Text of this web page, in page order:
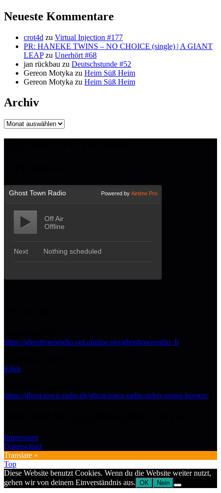
Neueste Kommentare
crot4d zu Virtual Injection #177
PR: HANEKE TWINS – NO CHOICE (single) | A GIANT
LEAPzu Unerhört #68
jan rückbau zu Deutschstunde #52
Gereon Motyka zu Heim Süß Heim
Gereon Motyka zu Heim Süß Heim
Archiv
Archiv
https://ghosttownradio.out.airtime.pro/ghosttownradio_b
Klick
https://ghost-town-radio.de/ghost-town-radio-ueber-sonos-hoeren/
Impressum
Datenschutz
Translate »
Top
Diese Website benutzt Cookies. Wenn du die Website weiter nutzt,
gehen wir von deinem Einverständnis aus. OK Nein